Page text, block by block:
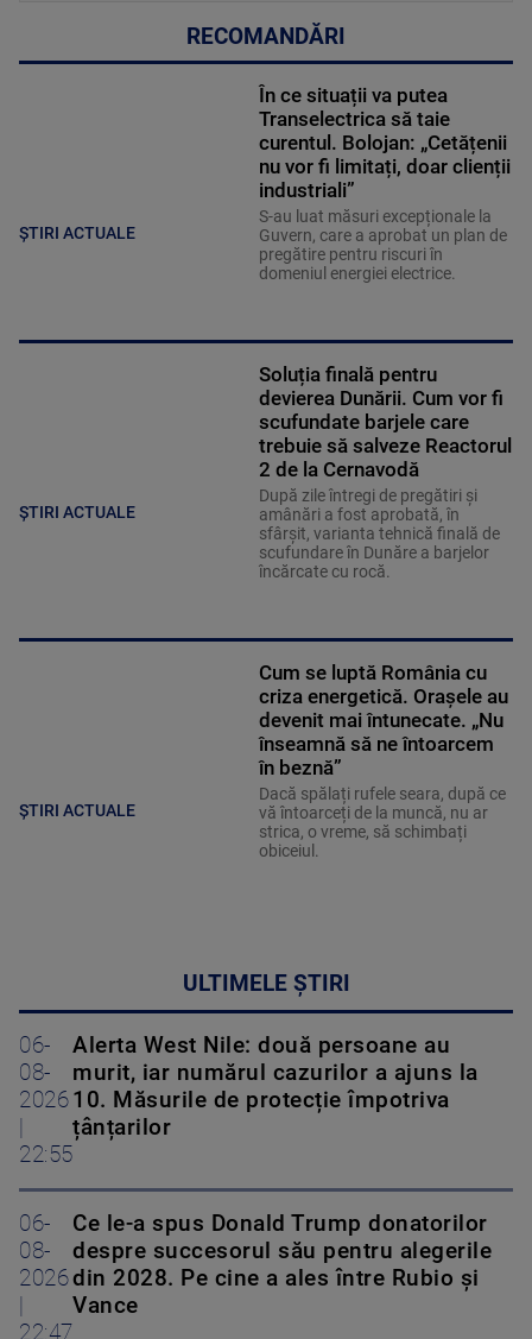
RECOMANDĂRI
ȘTIRI ACTUALE
În ce situații va putea
Transelectrica să taie
curentul. Bolojan: „Cetățenii
nu vor fi limitați, doar clienții
industriali”
S-au luat măsuri excepționale la
Guvern, care a aprobat un plan de
pregătire pentru riscuri în
domeniul energiei electrice.
ȘTIRI ACTUALE
Soluția finală pentru
devierea Dunării. Cum vor fi
scufundate barjele care
trebuie să salveze Reactorul
2 de la Cernavodă
După zile întregi de pregătiri și
amânări a fost aprobată, în
sfârșit, varianta tehnică finală de
scufundare în Dunăre a barjelor
încărcate cu rocă.
ȘTIRI ACTUALE
Cum se luptă România cu
criza energetică. Orașele au
devenit mai întunecate. „Nu
înseamnă să ne întoarcem
în beznă”
Dacă spălați rufele seara, după ce
vă întoarceți de la muncă, nu ar
strica, o vreme, să schimbați
obiceiul.
ULTIMELE ȘTIRI
06-
08-
2026
22:55
Alerta West Nile: două persoane au
murit, iar numărul cazurilor a ajuns la
10. Măsurile de protecție împotriva
țânțarilor
06-
08-
2026
22:47
Ce le-a spus Donald Trump donatorilor
despre succesorul său pentru alegerile
din 2028. Pe cine a ales între Rubio și
Vance